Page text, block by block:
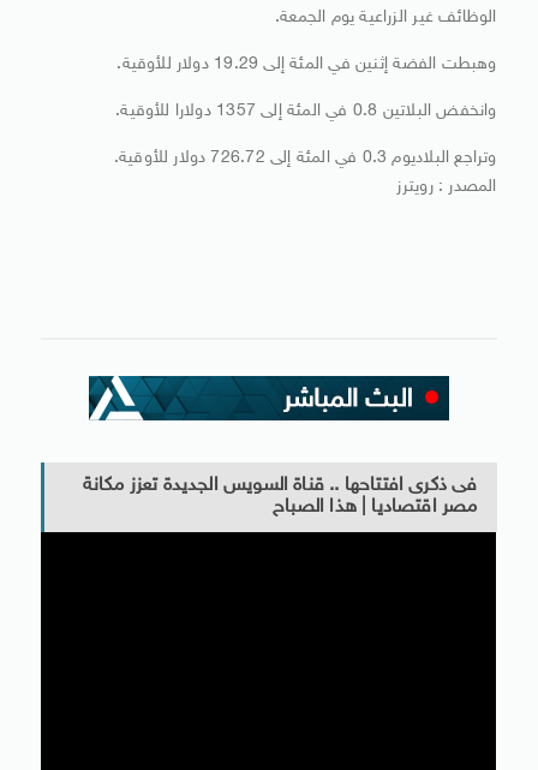
الوظائف غير الزراعية يوم الجمعة.
وهبطت الفضة إثنين في المئة إلى 19.29 دولار للأوقية.
وانخفض البلاتين 0.8 في المئة إلى 1357 دولارا للأوقية.
وتراجع البلاديوم 0.3 في المئة إلى 726.72 دولار للأوقية.
المصدر : رويترز
فى ذكرى افتتاحها .. قناة السويس الجديدة تعزز مكانة
مصر اقتصاديا | هذا الصباح